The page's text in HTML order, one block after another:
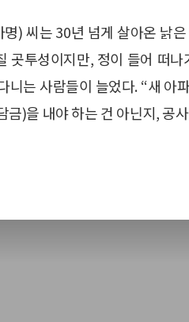
명) 씨는 30년 넘게 살아온 낡
곳투성이지만, 정이 들어 떠
니는 사람들이 늘었다. “새 아
금)을 내야 하는 건 아닌지, 공